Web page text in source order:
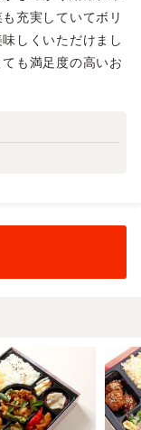
充実していてボリ
しくいただけまし
も満足度の高いお